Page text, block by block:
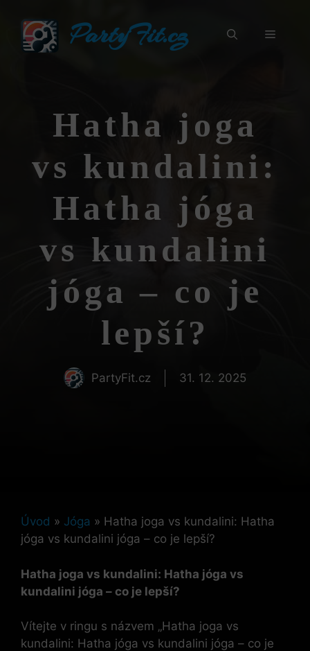
obsah
PartyFit.cz Menu
Hatha joga
vs kundalini:
Hatha jóga
vs kundalini
jóga – co je
lepší?
PartyFit.cz 31. 12. 2025
Úvod » Jóga » Hatha joga vs kundalini: Hatha
jóga vs kundalini jóga – co je lepší?
Hatha joga vs kundalini: Hatha jóga vs
kundalini jóga – co je lepší?
Vítejte v ringu s názvem „Hatha joga vs
kundalini: Hatha jóga vs kundalini jóga – co je